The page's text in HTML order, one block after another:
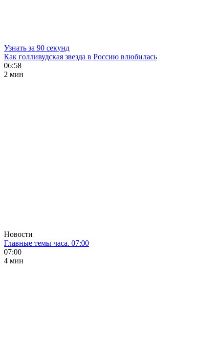
Узнать за 90 секунд
Как голливудская звезда в Россию влюбилась
06:58
2 мин
Новости
Главные темы часа. 07:00
07:00
4 мин